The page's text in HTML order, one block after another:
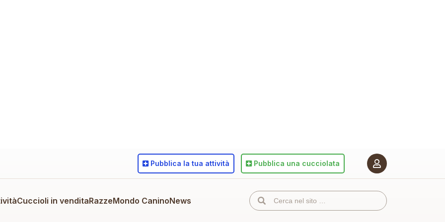
Cuccioli in venditaRazzeMondo CaninoNews
Pubblica la tua attività Pubblica una cucciolata